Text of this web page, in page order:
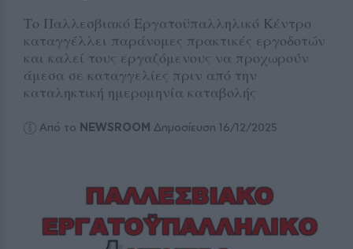
Το Παλλεσβιακό Εργατοϋπαλληλικό Κέντρο
καταγγέλλει παράνομες πρακτικές εργοδοτών
και καλεί τους εργαζόμενους να προχωρούν
άμεσα σε καταγγελίες πριν από την
καταληκτική ημερομηνία καταβολής
Από το NEWSROOM Δημοσίευση 16/12/2025